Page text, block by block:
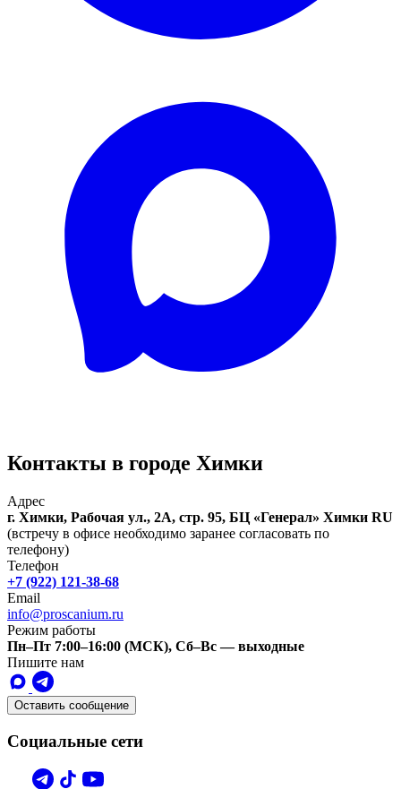
Контакты в городе Химки
Адрес
г. Химки, Рабочая ул., 2А, стр. 95, БЦ «Генерал» Химки RU
(встречу в офисе необходимо заранее согласовать по
телефону)
Телефон
+7 (922) 121-38-68
Email
info@proscanium.ru
Режим работы
Пн–Пт 7:00–16:00 (МСК), Сб–Вс — выходные
Пишите нам
Оставить сообщение
Социальные сети